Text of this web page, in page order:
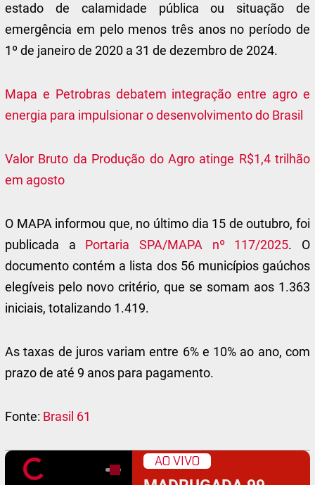
estado de calamidade pública ou situação de
emergência em pelo menos três anos no período de
1º de janeiro de 2020 a 31 de dezembro de 2024.
Mapa e Petrobras debatem integração entre agro e
energia para impulsionar o desenvolvimento do Brasil
Valor Bruto da Produção do Agro atinge R$1,4 trilhão
em agosto
O MAPA informou que, no último dia 15 de outubro, foi
publicada a Portaria SPA/MAPA nº 117/2025. O
documento contém a lista dos 56 municípios gaúchos
elegíveis pelo novo critério, que se somam aos 1.363
iniciais, totalizando 1.419.
As taxas de juros variam entre 6% e 10% ao ano, com
prazo de até 9 anos para pagamento.
Fonte: Brasil 61
AO VIVO